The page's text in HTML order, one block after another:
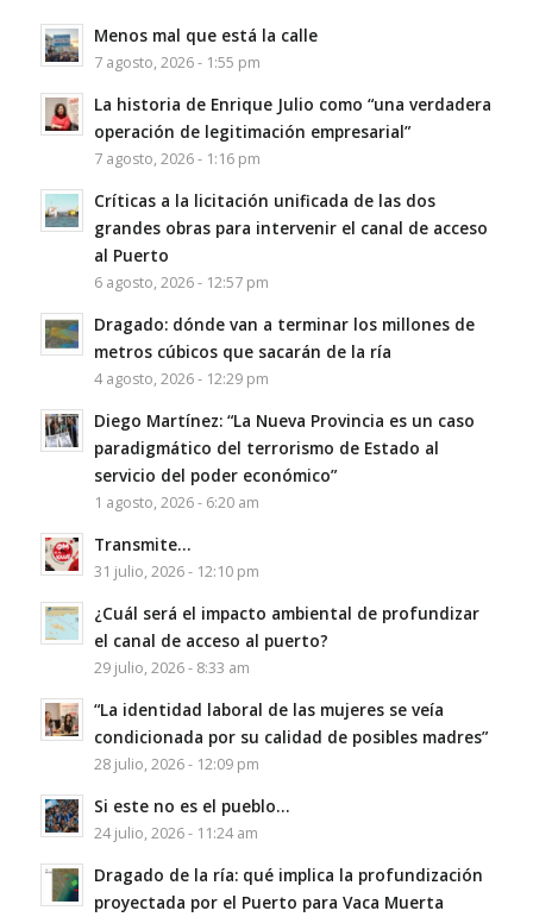
Menos mal que está la calle
7 agosto, 2026 - 1:55 pm
La historia de Enrique Julio como “una verdadera
operación de legitimación empresarial”
7 agosto, 2026 - 1:16 pm
Críticas a la licitación unificada de las dos
grandes obras para intervenir el canal de acceso
al Puerto
6 agosto, 2026 - 12:57 pm
Dragado: dónde van a terminar los millones de
metros cúbicos que sacarán de la ría
4 agosto, 2026 - 12:29 pm
Diego Martínez: “La Nueva Provincia es un caso
paradigmático del terrorismo de Estado al
servicio del poder económico”
1 agosto, 2026 - 6:20 am
Transmite…
31 julio, 2026 - 12:10 pm
¿Cuál será el impacto ambiental de profundizar
el canal de acceso al puerto?
29 julio, 2026 - 8:33 am
“La identidad laboral de las mujeres se veía
condicionada por su calidad de posibles madres”
28 julio, 2026 - 12:09 pm
Si este no es el pueblo…
24 julio, 2026 - 11:24 am
Dragado de la ría: qué implica la profundización
proyectada por el Puerto para Vaca Muerta